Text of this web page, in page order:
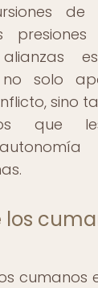
de
no solo
sino
que
cumanos